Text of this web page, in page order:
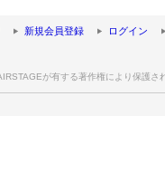
新規会員登録 ログイン
が有する著作権により保護